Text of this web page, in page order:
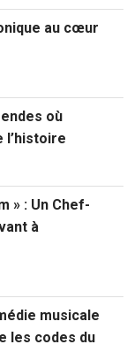
au cœur
où
l’histoire
» : Un Chef-
à
musicale
les codes du